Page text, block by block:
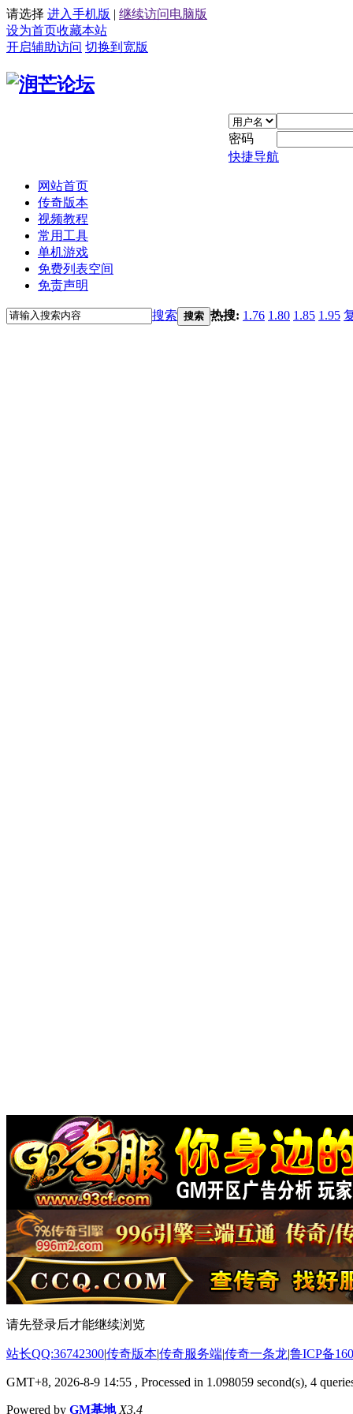
请选择 进入手机版 | 继续访问电脑版
设为首页收藏本站
开启辅助访问 切换到宽版
密码
快捷导航
网站首页
传奇版本
视频教程
常用工具
单机游戏
免费列表空间
免责声明
搜索 搜索 热搜: 1.76 1.80 1.85 1.95
请先登录后才能继续浏览
站长QQ:36742300|传奇版本|传奇服务端|传奇一条龙|鲁ICP备
GMT+8, 2026-8-9 14:55 , Processed in 1.098059 second(s), 4
Powered by GM基地 X3.4